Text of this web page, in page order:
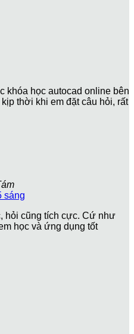
khóa học autocad online bên
thời khi em đặt câu hỏi, rất
sáng
hỏi cũng tích cực. Cứ như
học và ứng dụng tốt